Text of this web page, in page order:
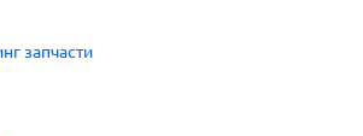
запчасти